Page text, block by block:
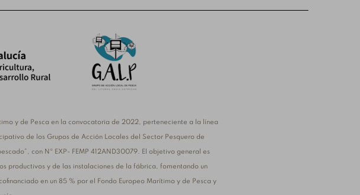
y de Pesca en la convocatoria de 2022, perteneciente a la línea
de los Grupos de Acción Locales del Sector Pesquero de
con Nº EXP- FEMP 412AND30079. El objetivo general es
productivos y de las instalaciones de la fábrica, fomentando un
en un 85 % por el Fondo Europeo Marítimo y de Pesca y